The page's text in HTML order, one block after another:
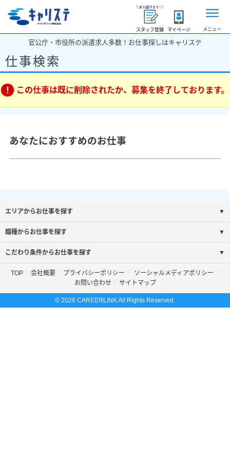
スタッフ登録 マイページ メニュー
官公庁・市役所の派遣求人多数！お仕事探しはキャリステ
仕事検索
この仕事は既に削除されたか、募集を終了しております。
あなたにおすすめのお仕事
エリアからお仕事を探す ▼
職種からお仕事を探す ▼
こだわり条件からお仕事を探す ▼
TOP 会社概要 プライバシーポリシー
ソーシャルメディアポリシー
お問い合わせ
サイトマップ
© 2026 CAREERLINK All Rights Reserved.